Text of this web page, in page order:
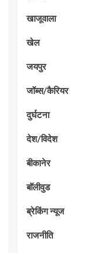
खाजूवाला
खेल
जयपुर
जॉब्स/कैरियर
दुर्घटना
देश/विदेश
बीकानेर
बॉलीवुड
ब्रेकिंग न्यूज
राजनीति